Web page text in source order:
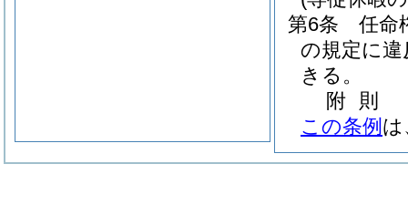
第6条
任命
の規定に
きる。
附 則
この条例 は